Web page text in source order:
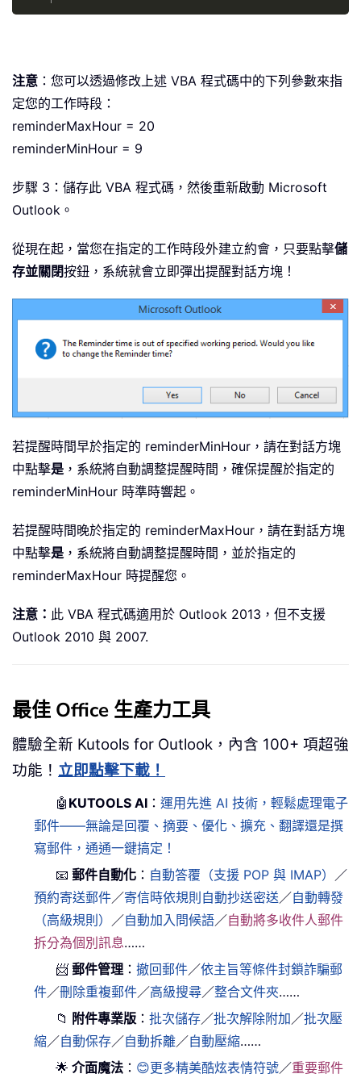
注意 ：您可以透過修改上述 VBA 程式碼中的下列參數來指
定您的工作時段：
reminderMaxHour = 20
reminderMinHour = 9
步驟 3：儲存此 VBA 程式碼，然後重新啟動 Microsoft
Outlook。
從現在起，當您在指定的工作時段外建立約會，只要點擊儲
存並關閉按鈕，系統就會立即彈出提醒對話方塊！
若提醒時間早於指定的 reminderMinHour，請在對話方塊
中點擊是，系統將自動調整提醒時間，確保提醒於指定的
reminderMinHour 時準時響起。
若提醒時間晚於指定的 reminderMaxHour，請在對話方塊
中點擊是，系統將自動調整提醒時間，並於指定的
reminderMaxHour 時提醒您。
注意： 此 VBA 程式碼適用於 Outlook 2013，但不支援
Outlook 2010 與 2007.
最佳 Office 生產力工具
體驗全新 Kutools for Outlook，內含 100+ 項超強
功能！ 立即點擊下載！
🤖 KUTOOLS AI ：運用先進 AI 技術，輕鬆處理電子
郵件——無論是回覆、摘要、優化、擴充、翻譯還是撰
寫郵件，通通一鍵搞定！
📧 郵件自動化 ： 自動答覆（支援 POP 與 IMAP） ／
預約寄送郵件／寄信時依規則自動抄送密送／自動轉發
（高級規則） ／自動加入問候語／自動將多收件人郵件
拆分為個別訊息……
📨 郵件管理 ：撤回郵件／依主旨等條件封鎖詐騙郵
件／刪除重複郵件／高級搜尋／整合文件夾……
📁 附件專業版 ：批次儲存／批次解除附加／批次壓
縮／自動保存／自動拆離／自動壓縮……
🌟 介面魔法 ： 😊更多精美酷炫表情符號／重要郵件